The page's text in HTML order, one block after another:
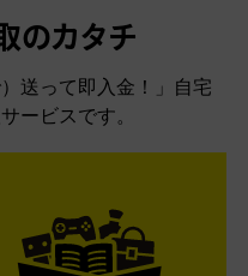
のカタチ
送って即入金！」自宅
ービスです。